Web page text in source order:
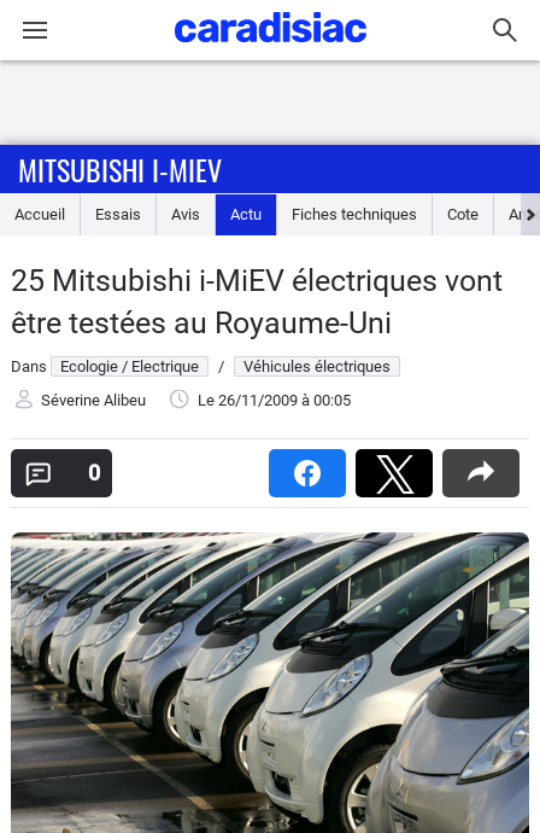
Accueil
Essais
Guide
d'achat
Electriques
Utilitaires
Flottes
Auto
Services
Forum
Moto
MITSUBISHI I-MIEV
Accueil Essais Avis Actu Fiches techniques Cote
25 Mitsubishi i-MiEV électriques vont
être testées au Royaume-Uni
Dans Ecologie / Electrique /
Véhicules électriques
Séverine Alibeu
Le 26/11/2009 à 00:05
0